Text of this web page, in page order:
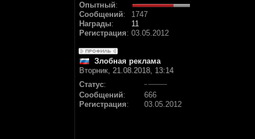
Опытный:
Сообщений:
1747
Награды:
11
Регистрация: 03.05.2012
Злобная реклама
Вторник, 21.08.2018, 13:14
Статус:
Сообщений:
666
Регистрация: 03.05.2012